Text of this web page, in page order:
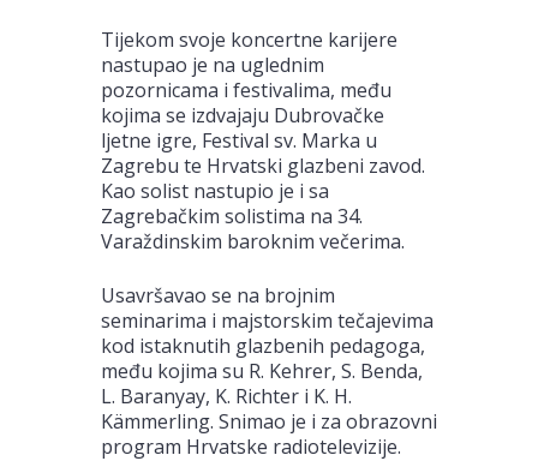
Tijekom svoje koncertne karijere
nastupao je na uglednim
pozornicama i festivalima, među
kojima se izdvajaju Dubrovačke
ljetne igre, Festival sv. Marka u
Zagrebu te Hrvatski glazbeni zavod.
Kao solist nastupio je i sa
Zagrebačkim solistima na 34.
Varaždinskim baroknim večerima.
Usavršavao se na brojnim
seminarima i majstorskim tečajevima
kod istaknutih glazbenih pedagoga,
među kojima su R. Kehrer, S. Benda,
L. Baranyay, K. Richter i K. H.
Kämmerling. Snimao je i za obrazovni
program Hrvatske radiotelevizije.